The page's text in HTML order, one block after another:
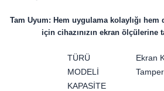
Tam Uyum: Hem uygulama kolaylığı hem
için cihazınızın ekran ölçülerine
TÜRÜ
Ekran
MODELİ
KAPASİTE